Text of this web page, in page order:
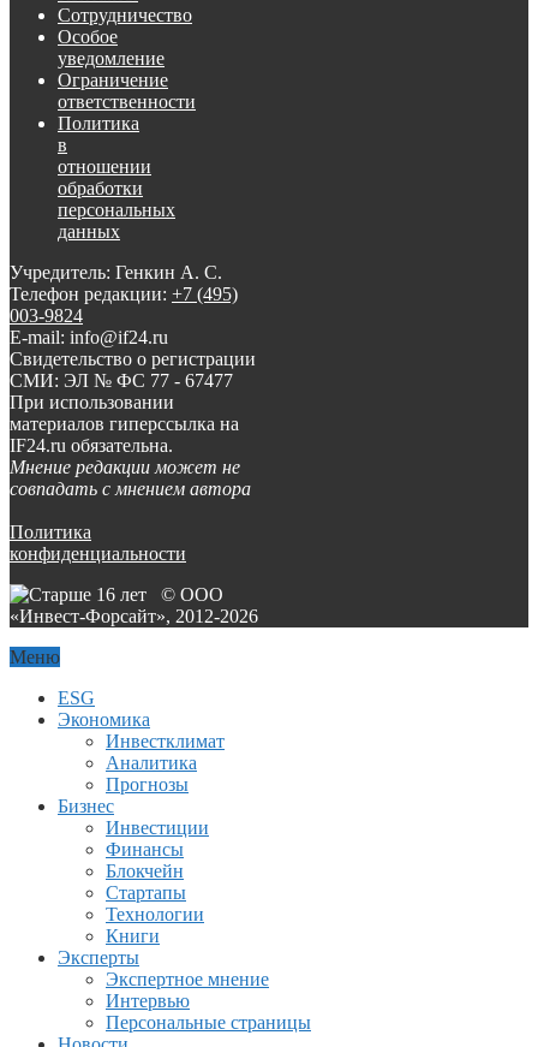
Сотрудничество
Особое
уведомление
Ограничение
ответственности
Политика
в
отношении
обработки
персональных
данных
Учредитель: Генкин А. С.
Телефон редакции: +7 (495)
003-9824
E-mail: info@if24.ru
Свидетельство о регистрации
СМИ: ЭЛ № ФС 77 - 67477
При использовании
материалов гиперссылка на
IF24.ru обязательна.
Мнение редакции может не
совпадать с мнением автора
Политика
конфиденциальности
© ООО
«Инвест-Форсайт», 2012-2026
Меню
ESG
Экономика
Инвестклимат
Аналитика
Прогнозы
Бизнес
Инвестиции
Финансы
Блокчейн
Стартапы
Технологии
Книги
Эксперты
Экспертное мнение
Интервью
Персональные страницы